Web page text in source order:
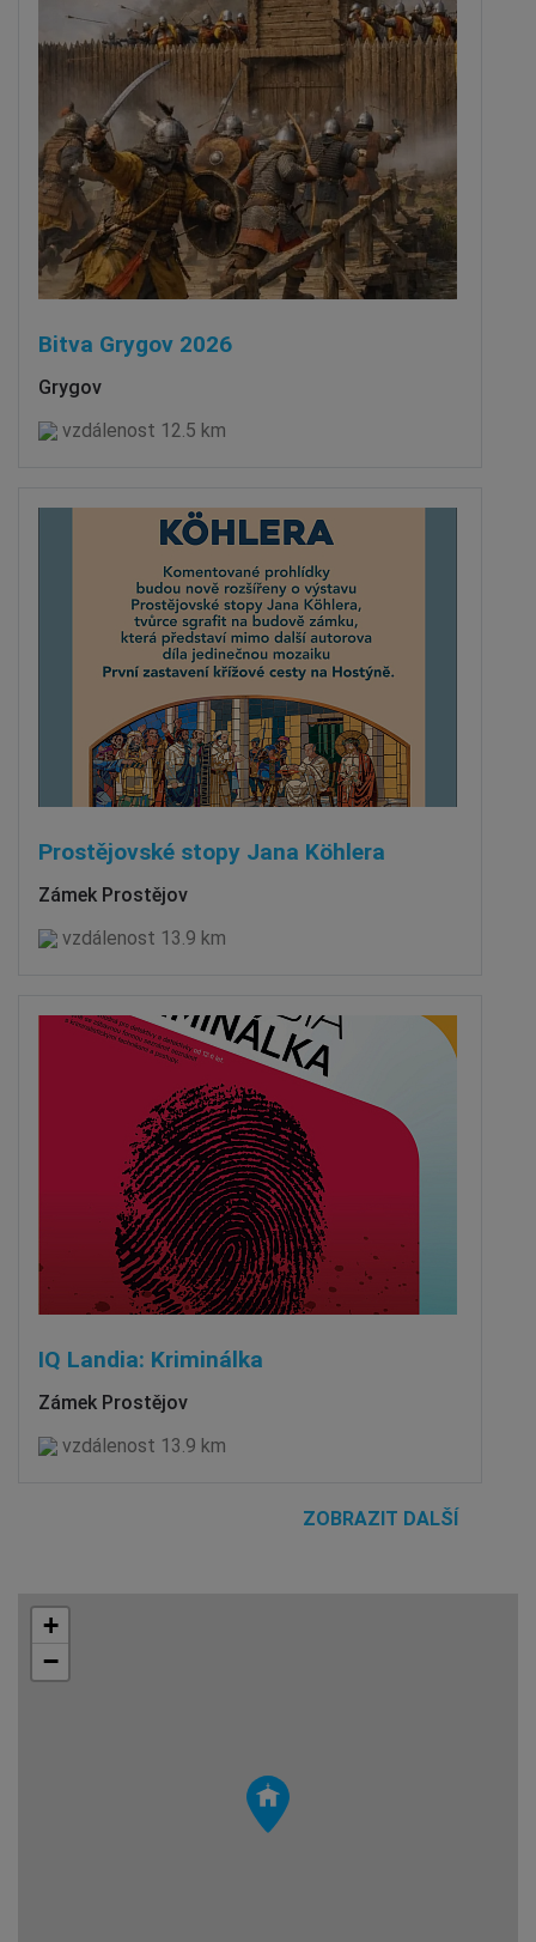
Bitva Grygov 2026
Grygov
vzdálenost 12.5 km
Prostějovské stopy Jana Köhlera
Zámek Prostějov
vzdálenost 13.9 km
IQ Landia: Kriminálka
Zámek Prostějov
vzdálenost 13.9 km
ZOBRAZIT DALŠÍ
+
−